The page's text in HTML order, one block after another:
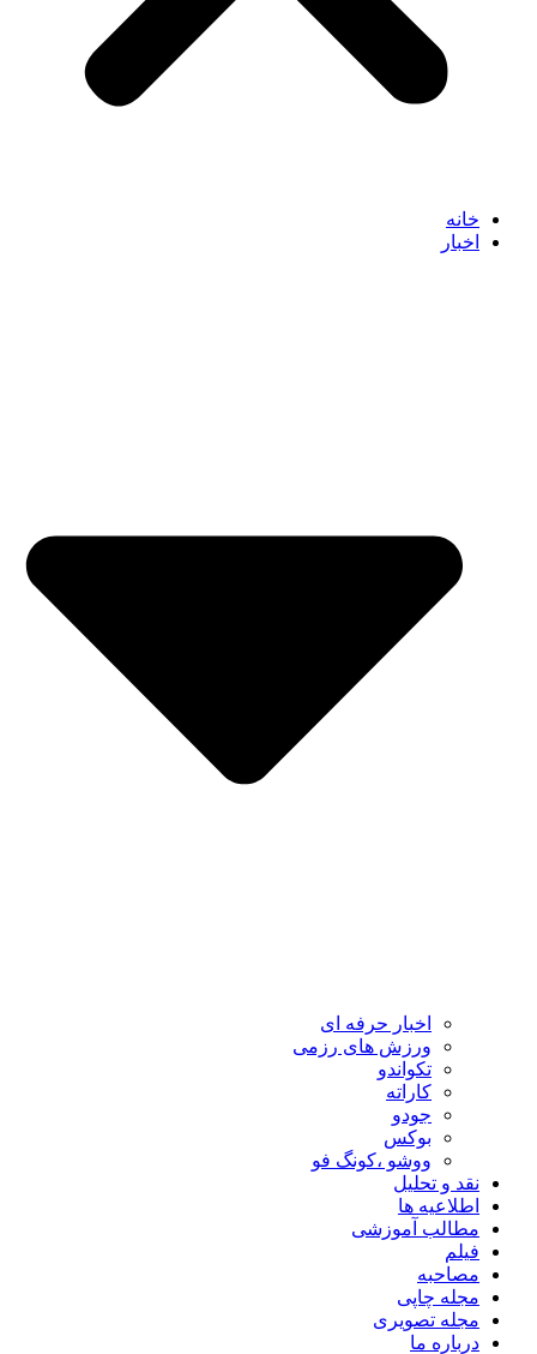
خانه
اخبار
اخبار حرفه ای
ورزش های رزمی
تکواندو
کاراته
جودو
بوکس
ووشو ،کونگ فو
نقد و تحلیل
اطلاعیه ها
مطالب آموزشی
فیلم
مصاحبه
مجله چاپی
مجله تصویری
درباره ما